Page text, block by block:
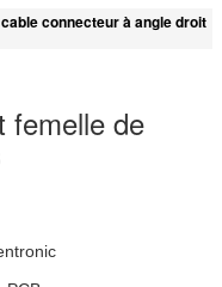
cable connecteur à angle droit
femelle de